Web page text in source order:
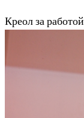
Креол за работой